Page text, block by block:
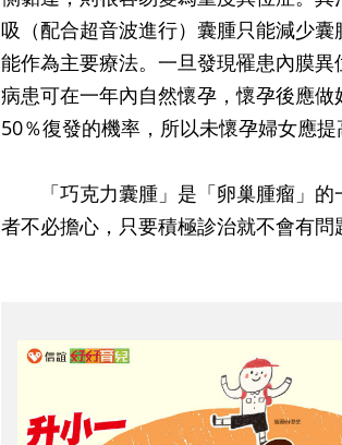
吸（配合超音波進行）囊腫只能減少
能作為主要療法。一旦發現罹患內膜
病患可在一年內自然懷孕，懷孕後應
50％復發的機率，所以未懷孕婦女應提
「巧克力囊腫」是「卵巢腫瘤」的
者不必擔心，只要積極診治就不會有問